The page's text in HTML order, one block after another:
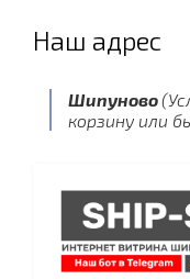
Наш адрес
Шипуново
корзину или